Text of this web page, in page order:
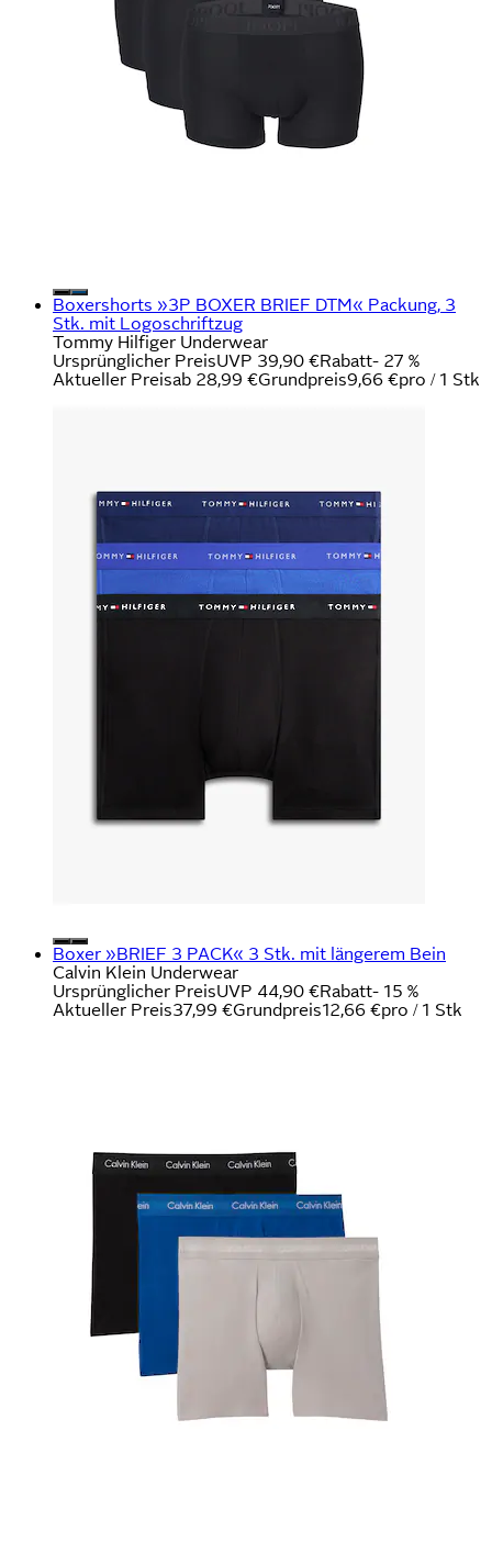
Boxershorts »3P BOXER BRIEF DTM« Packung, 3
Stk. mit Logoschriftzug
Tommy Hilfiger Underwear
Ursprünglicher PreisUVP 39,90 €Rabatt- 27 %
Aktueller Preisab 28,99 €Grundpreis9,66 €pro / 1 Stk
Boxer »BRIEF 3 PACK« 3 Stk. mit längerem Bein
Calvin Klein Underwear
Ursprünglicher PreisUVP 44,90 €Rabatt- 15 %
Aktueller Preis37,99 €Grundpreis12,66 €pro / 1 Stk